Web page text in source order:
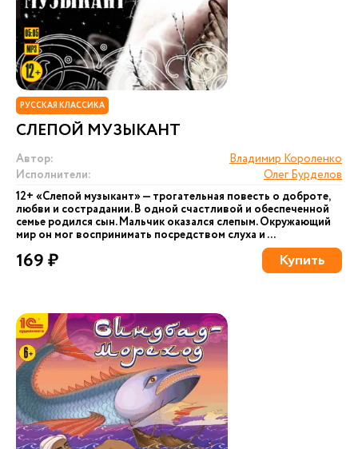
РУССКАЯ КЛАССИКА
СЛЕПОЙ МУЗЫКАНТ
Автор:
Владимир Короленко
Исполнители:
Олег Бурделов
12+ «Слепой музыкант» — трогательная повесть о доброте,
любви и сострадании. В одной счастливой и обеспеченной
семье родился сын. Мальчик оказался слепым. Окружающий
мир он мог воспринимать посредством слуха и ...
169 ₽ Купить